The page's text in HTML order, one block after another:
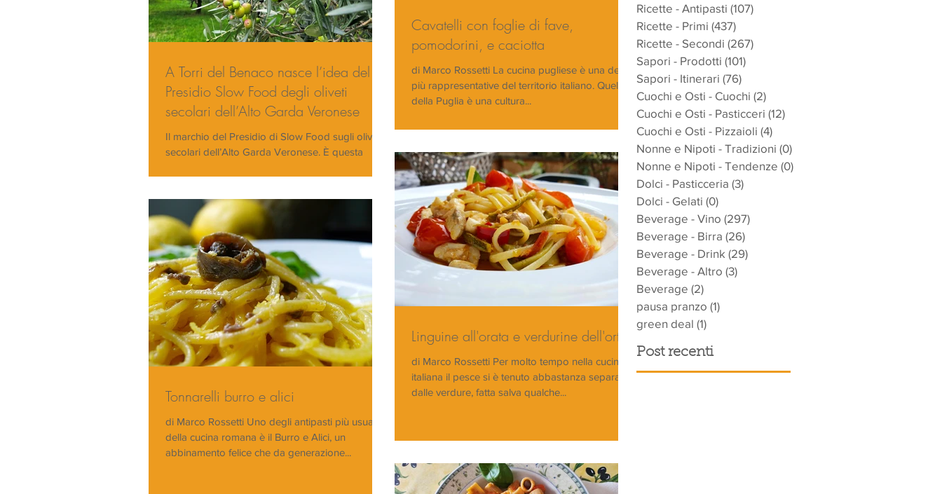
A Torri del Benaco nasce l’idea del
Presidio Slow Food degli oliveti
secolari dell’Alto Garda Veronese
Il marchio del Presidio di Slow Food sugli oliveti
secolari dell’Alto Garda Veronese. È questa
Cavatelli con foglie di fave,
pomodorini, e caciotta
di Marco Rossetti La cucina pugliese è una delle
più rappresentative del territorio italiano. Quella
della Puglia è una cultura...
Tonnarelli burro e alici
di Marco Rossetti Uno degli antipasti più usuali
della cucina romana è il Burro e Alici, un
abbinamento felice che da generazione...
Linguine all'orata e verdurine dell'orto
di Marco Rossetti Per molto tempo nella cucina
italiana il pesce si è tenuto abbastanza separato
dalle verdure, fatta salva qualche...
Ricette - Antipasti (107)
Ricette - Primi (437)
Ricette - Secondi (267)
Sapori - Prodotti (101)
Sapori - Itinerari (76)
Cuochi e Osti - Cuochi (2)
Cuochi e Osti - Pasticceri (12)
Cuochi e Osti - Pizzaioli (4)
Nonne e Nipoti - Tradizioni (0)
Nonne e Nipoti - Tendenze (0)
Dolci - Pasticceria (3)
Dolci - Gelati (0)
Beverage - Vino (297)
Beverage - Birra (26)
Beverage - Drink (29)
Beverage - Altro (3)
Beverage (2)
pausa pranzo (1)
green deal (1)
Post recenti